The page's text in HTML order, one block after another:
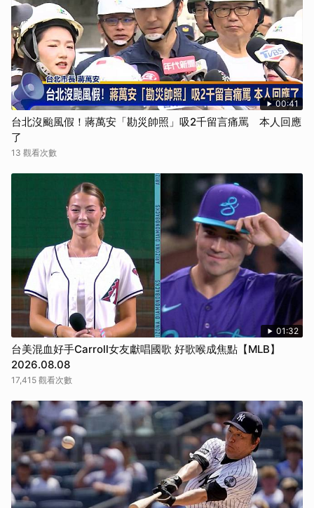
00:41
台北沒颱風假！蔣萬安「勘災帥照」吸2千留言痛罵 本人回應
了
13 觀看次數
01:32
台美混血好手Carroll女友獻唱國歌 好歌喉成焦點【MLB】
2026.08.08
17,415 觀看次數